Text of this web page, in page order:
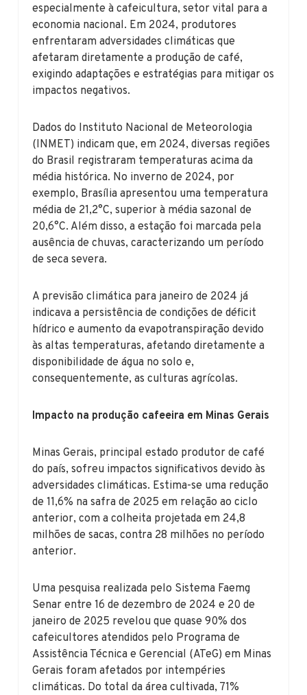
especialmente à cafeicultura, setor vital para a
economia nacional. Em 2024, produtores
enfrentaram adversidades climáticas que
afetaram diretamente a produção de café,
exigindo adaptações e estratégias para mitigar os
impactos negativos.
Dados do Instituto Nacional de Meteorologia
(INMET) indicam que, em 2024, diversas regiões
do Brasil registraram temperaturas acima da
média histórica. No inverno de 2024, por
exemplo, Brasília apresentou uma temperatura
média de 21,2°C, superior à média sazonal de
20,6°C. Além disso, a estação foi marcada pela
ausência de chuvas, caracterizando um período
de seca severa.
A previsão climática para janeiro de 2024 já
indicava a persistência de condições de déficit
hídrico e aumento da evapotranspiração devido
às altas temperaturas, afetando diretamente a
disponibilidade de água no solo e,
consequentemente, as culturas agrícolas.
Impacto na produção cafeeira em Minas Gerais
Minas Gerais, principal estado produtor de café
do país, sofreu impactos significativos devido às
adversidades climáticas. Estima-se uma redução
de 11,6% na safra de 2025 em relação ao ciclo
anterior, com a colheita projetada em 24,8
milhões de sacas, contra 28 milhões no período
anterior.
Uma pesquisa realizada pelo Sistema Faemg
Senar entre 16 de dezembro de 2024 e 20 de
janeiro de 2025 revelou que quase 90% dos
cafeicultores atendidos pelo Programa de
Assistência Técnica e Gerencial (ATeG) em Minas
Gerais foram afetados por intempéries
climáticas. Do total da área cultivada, 71%